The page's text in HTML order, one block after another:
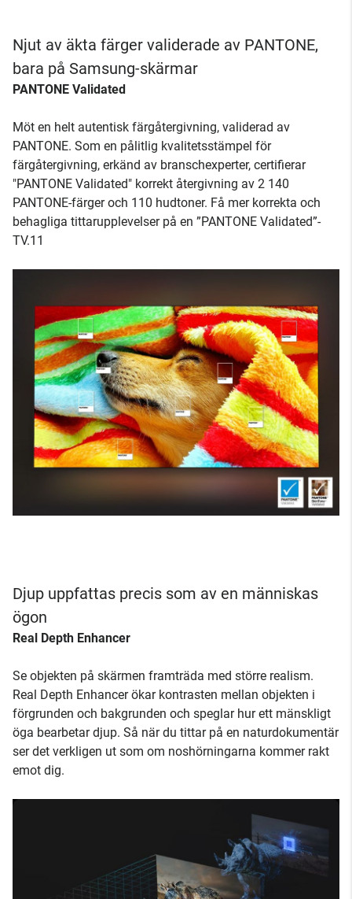
Njut av äkta färger validerade av PANTONE,
bara på Samsung-skärmar
PANTONE Validated
Möt en helt autentisk färgåtergivning, validerad av
PANTONE. Som en pålitlig kvalitetsstämpel för
färgåtergivning, erkänd av branschexperter, certifierar
"PANTONE Validated" korrekt återgivning av 2 140
PANTONE-färger och 110 hudtoner. Få mer korrekta och
behagliga tittarupplevelser på en ”PANTONE Validated”-
TV.11
Djup uppfattas precis som av en människas
ögon
Real Depth Enhancer
Se objekten på skärmen framträda med större realism.
Real Depth Enhancer ökar kontrasten mellan objekten i
förgrunden och bakgrunden och speglar hur ett mänskligt
öga bearbetar djup. Så när du tittar på en naturdokumentär
ser det verkligen ut som om noshörningarna kommer rakt
emot dig.